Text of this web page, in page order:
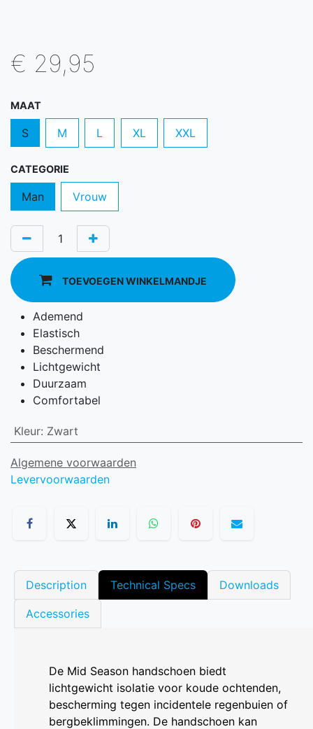
€ 29,95
MAAT
S M L XL XXL
CATEGORIE
Man Vrouw
TOEVOEGEN WINKELMANDJE
Ademend
Elastisch
Beschermend
Lichtgewicht
Duurzaam
Comfortabel
Kleur: Zwart
Algemene voorwaarden
Levervoorwaarden
Description Technical Specs Downloads
Accessories
De Mid Season handschoen biedt
lichtgewicht isolatie voor koude ochtenden,
bescherming tegen incidentele regenbuien of
bergbeklimmingen. De handschoen kan